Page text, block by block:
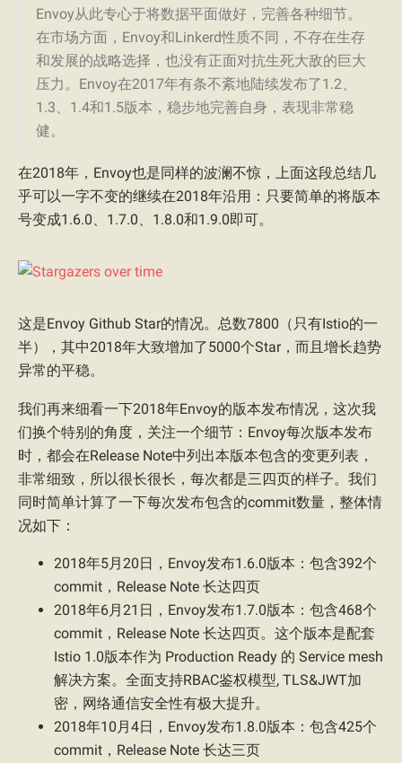
Envoy从此专心于将数据平面做好，完善各种细节。
在市场方面，Envoy和Linkerd性质不同，不存在生存
和发展的战略选择，也没有正面对抗生死大敌的巨大
压力。Envoy在2017年有条不紊地陆续发布了1.2、
1.3、1.4和1.5版本，稳步地完善自身，表现非常稳
健。
在2018年，Envoy也是同样的波澜不惊，上面这段总结几
乎可以一字不变的继续在2018年沿用：只要简单的将版本
号变成1.6.0、1.7.0、1.8.0和1.9.0即可。
这是Envoy Github Star的情况。总数7800（只有Istio的一
半），其中2018年大致增加了5000个Star，而且增长趋势
异常的平稳。
我们再来细看一下2018年Envoy的版本发布情况，这次我
们换个特别的角度，关注一个细节：Envoy每次版本发布
时，都会在Release Note中列出本版本包含的变更列表，
非常细致，所以很长很长，每次都是三四页的样子。我们
同时简单计算了一下每次发布包含的commit数量，整体情
况如下：
2018年5月20日，Envoy发布1.6.0版本：包含392个
commit，Release Note 长达四页
2018年6月21日，Envoy发布1.7.0版本：包含468个
commit，Release Note 长达四页。这个版本是配套
Istio 1.0版本作为 Production Ready 的 Service mesh
解决方案。全面支持RBAC鉴权模型, TLS&JWT加
密，网络通信安全性有极大提升。
2018年10月4日，Envoy发布1.8.0版本：包含425个
commit，Release Note 长达三页